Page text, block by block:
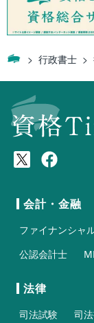
行政書士
会計・金融
ファイナンシャ
公認会計士
法律
司法試験 司